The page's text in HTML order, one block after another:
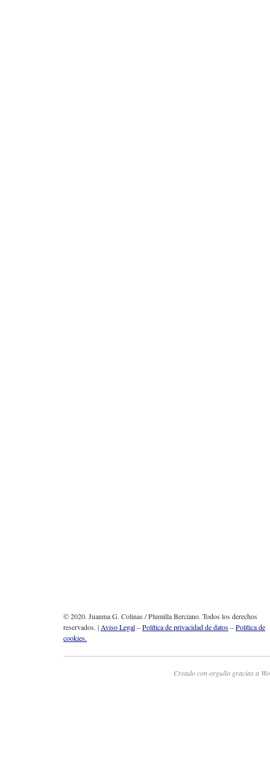
© 2020. Juanma G. Colinas / Plumilla Berciano. Todos los derechos
reservados. |Aviso Legal–Política de privacidad de datos–Política de
cookies.
Creado con orgullo gracias a